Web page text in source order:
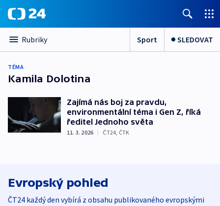
Rubriky Sport SLEDOVAT
TÉMA
Kamila Dolotina
Zajímá nás boj za pravdu,
environmentální téma i Gen Z, říká
ředitel Jednoho světa
11. 3. 2026 | ČT24, ČTK
Evropský pohled
ČT24 každý den vybírá z obsahu publikovaného evropskými